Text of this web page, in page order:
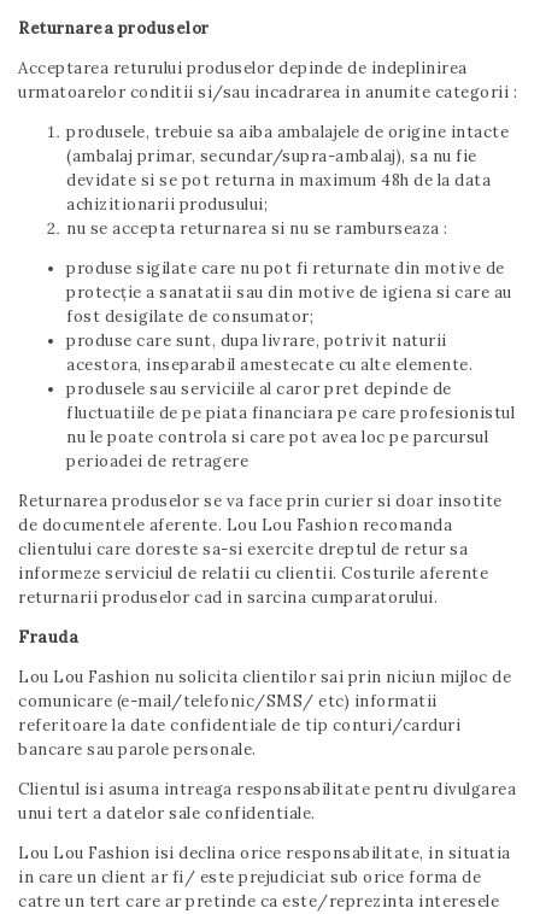
Returnarea produselor
Acceptarea returului produselor depinde de indeplinirea
urmatoarelor conditii si/sau incadrarea in anumite categorii :
produsele, trebuie sa aiba ambalajele de origine intacte
(ambalaj primar, secundar/supra-ambalaj), sa nu fie
devidate si se pot returna in maximum 48h de la data
achizitionarii produsului;
nu se accepta returnarea si nu se ramburseaza :
produse sigilate care nu pot fi returnate din motive de
protecție a sanatatii sau din motive de igiena si care au
fost desigilate de consumator;
produse care sunt, dupa livrare, potrivit naturii
acestora, inseparabil amestecate cu alte elemente.
produsele sau serviciile al caror pret depinde de
fluctuatiile de pe piata financiara pe care profesionistul
nu le poate controla si care pot avea loc pe parcursul
perioadei de retragere
Returnarea produselor se va face prin curier si doar insotite
de documentele aferente. Lou Lou Fashion recomanda
clientului care doreste sa-si exercite dreptul de retur sa
informeze serviciul de relatii cu clientii. Costurile aferente
returnarii produselor cad in sarcina cumparatorului.
Frauda
Lou Lou Fashion nu solicita clientilor sai prin niciun mijloc de
comunicare (e-mail/telefonic/SMS/ etc) informatii
referitoare la date confidentiale de tip conturi/carduri
bancare sau parole personale.
Clientul isi asuma intreaga responsabilitate pentru divulgarea
unui tert a datelor sale confidentiale.
Lou Lou Fashion isi declina orice responsabilitate, in situatia
in care un client ar fi/ este prejudiciat sub orice forma de
catre un tert care ar pretinde ca este/reprezinta interesele